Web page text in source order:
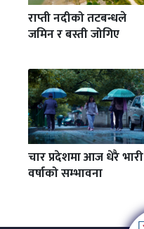
राप्ती नदीको तटबन्धले
जमिन र बस्ती जोगिए
चार प्रदेशमा आज धेरै भारी
वर्षाको सम्भावना